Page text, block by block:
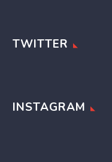
TWITTER
INSTAGRAM